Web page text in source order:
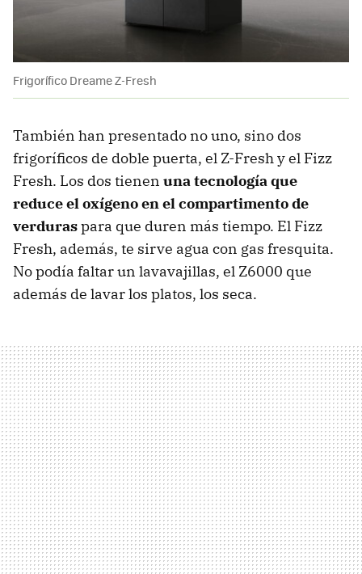
Frigorífico Dreame Z-Fresh
También han presentado no uno, sino dos
frigoríficos de doble puerta, el Z-Fresh y el Fizz
Fresh. Los dos tienen una tecnología que
reduce el oxígeno en el compartimento de
verduraspara que duren más tiempo. El Fizz
Fresh, además, te sirve agua con gas fresquita.
No podía faltar un lavavajillas, el Z6000 que
además de lavar los platos, los seca.